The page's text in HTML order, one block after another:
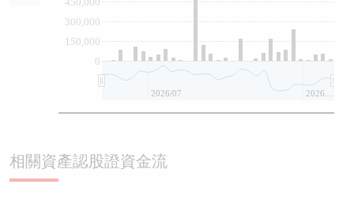
0
150,000
300,000
2026/07
相關資產認股證資金流